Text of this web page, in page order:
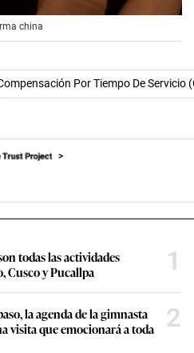
china
Por Tiempo De Servicio
todas las actividades
Cusco y Pucallpa
1
la agenda de la gimnasta
visita que emocionará a toda
2